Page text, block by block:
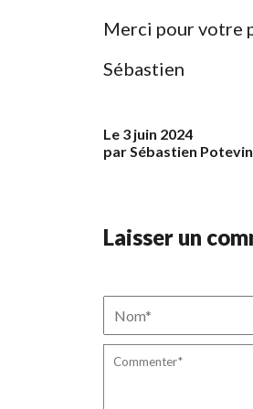
Merci pour votre
Sébastien
Le 3 juin 2024
par Sébastien Potevin
Laisser un